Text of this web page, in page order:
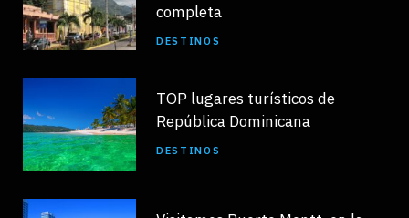
completa
DESTINOS
TOP lugares turísticos de
República Dominicana
DESTINOS